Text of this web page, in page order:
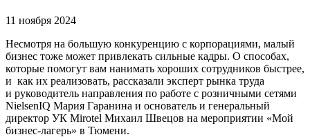
11 ноября 2024
Несмотря на большую конкуренцию с корпорациями, малый
бизнес тоже может привлекать сильные кадры. О способах,
которые помогут вам нанимать хороших сотрудников быстрее,
и как их реализовать, рассказали эксперт рынка труда
и руководитель направления по работе с розничными сетями
NielsenIQ Мария Гаранина и основатель и генеральный
директор УК Mirotel Михаил Швецов на мероприятии «Мой
бизнес-лагерь» в Тюмени.